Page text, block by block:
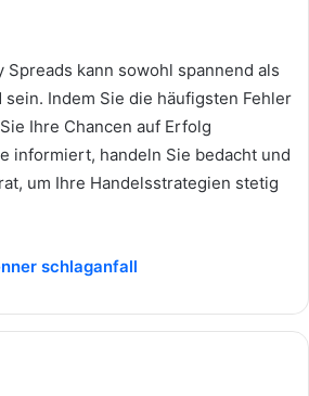
kann sowohl spannend als
Indem Sie die häufigsten Fehler
Ihre Chancen auf Erfolg
informiert, handeln Sie bedacht und
um Ihre Handelsstrategien stetig
schlaganfall